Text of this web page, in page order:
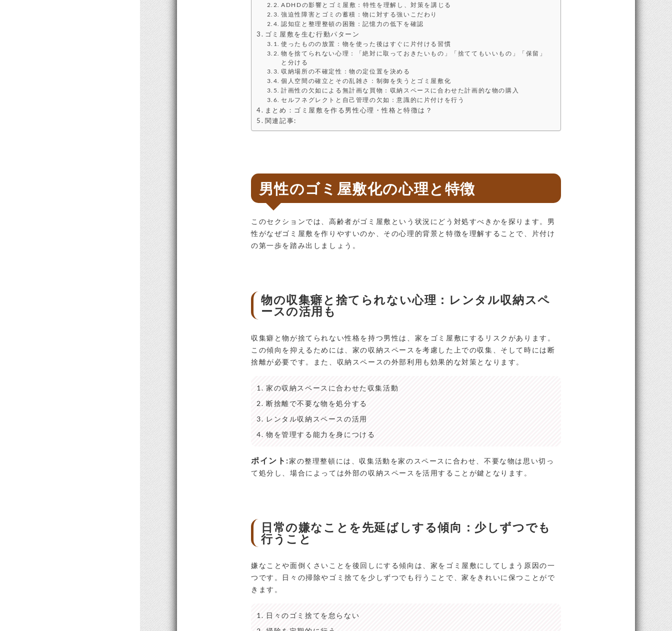
ADHDの影響とゴミ屋敷：特性を理解し、対策を講じる
強迫性障害とゴミの蓄積：物に対する強いこだわり
認知症と整理整頓の困難：記憶力の低下を確認
ゴミ屋敷を生む行動パターン
使ったものの放置：物を使った後はすぐに片付ける習慣
物を捨てられない心理：「絶対に取っておきたいもの」「捨ててもいいもの」「保留」
と分ける
収納場所の不確定性：物の定位置を決める
個人空間の確立とその乱雑さ：制御を失うとゴミ屋敷化
計画性の欠如による無計画な買物：収納スペースに合わせた計画的な物の購入
セルフネグレクトと自己管理の欠如：意識的に片付けを行う
まとめ：ゴミ屋敷を作る男性心理・性格と特徴は？
関連記事:
男性のゴミ屋敷化の心理と特徴
このセクションでは、高齢者がゴミ屋敷という状況にどう対処すべきかを探ります。男
性がなぜゴミ屋敷を作りやすいのか、その心理的背景と特徴を理解することで、片付け
の第一歩を踏み出しましょう。
物の収集癖と捨てられない心理：レンタル収納スペ
ースの活用も
収集癖と物が捨てられない性格を持つ男性は、家をゴミ屋敷にするリスクがあります。
この傾向を抑えるためには、家の収納スペースを考慮した上での収集、そして時には断
捨離が必要です。また、収納スペースの外部利用も効果的な対策となります。
家の収納スペースに合わせた収集活動
断捨離で不要な物を処分する
レンタル収納スペースの活用
物を管理する能力を身につける
ポイント:家の整理整頓には、収集活動を家のスペースに合わせ、不要な物は思い切っ
て処分し、場合によっては外部の収納スペースを活用することが鍵となります。
日常の嫌なことを先延ばしする傾向：少しずつでも
行うこと
嫌なことや面倒くさいことを後回しにする傾向は、家をゴミ屋敷にしてしまう原因の一
つです。日々の掃除やゴミ捨てを少しずつでも行うことで、家をきれいに保つことがで
きます。
日々のゴミ捨てを怠らない